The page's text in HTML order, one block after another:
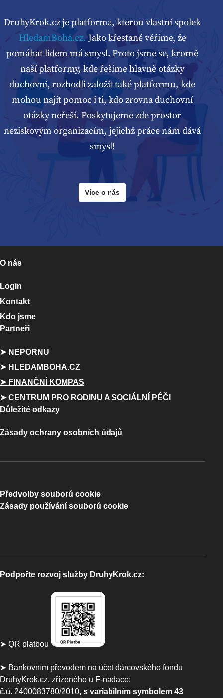
DruhyKrok.cz je platforma, kterou vlastní spolek
HledamBoha.cz. Jako křesťané věříme, že
pomáhat lidem má smysl. Proto jsme se, kromě
naší platformy, kde řešíme hlavně otázky
duchovní, rozhodli založit také platformu, kde
mohou najít pomoc i ti, kdo zrovna duchovní
otázky neřeší. Poskytujeme zde prostor
neziskovým organizacím, jejichž práce nám dává
smysl!
Více o nás
O nás
Login
Kontakt
Kdo jsme
Partneři
➤ NEPORNU
➤ HLEDAMBOHA.CZ
➤ FINANČNÍ KOMPAS
➤ CENTRUM PRO RODINU A SOCIÁLNÍ PÉČI
Důležité odkazy
Zásady ochrany osobních údajů
Předvolby souborů cookie
Zásady používání souborů cookie
Podpořte rozvoj služby DruhyKrok.cz:
➤ QR platbou
➤ Bankovním převodem na účet dárcovského fondu
DruhyKrok.cz, zřízeného u F-nadace:
č.ú. 2400083780/2010, s variabilním symbolem 43